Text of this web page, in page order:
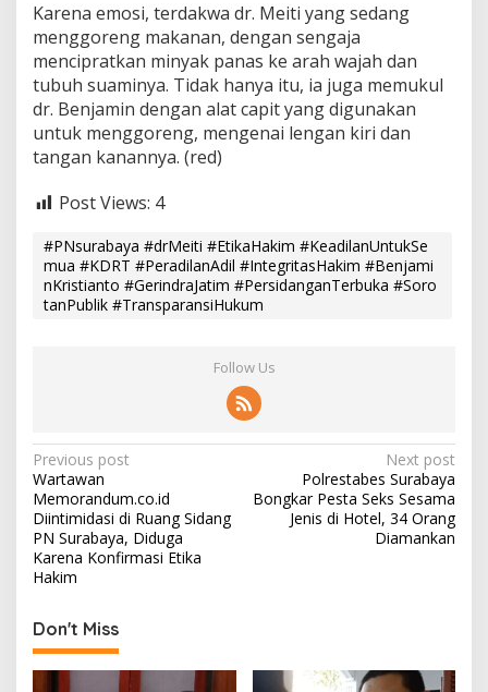
Karena emosi, terdakwa dr. Meiti yang sedang
menggoreng makanan, dengan sengaja
mencipratkan minyak panas ke arah wajah dan
tubuh suaminya. Tidak hanya itu, ia juga memukul
dr. Benjamin dengan alat capit yang digunakan
untuk menggoreng, mengenai lengan kiri dan
tangan kanannya. (red)
Post Views: 4
#PNsurabaya #drMeiti #EtikaHakim #KeadilanUntukSe
mua #KDRT #PeradilanAdil #IntegritasHakim #Benjami
nKristianto #GerindraJatim #PersidanganTerbuka #Soro
tanPublik #TransparansiHukum
Follow Us
P
o
s
t
n
a
v
i
Previous post
Wartawan
Memorandum.co.id
Diintimidasi di Ruang Sidang
PN Surabaya, Diduga
Karena Konfirmasi Etika
Hakim
Next post
Polrestabes Surabaya
Bongkar Pesta Seks Sesama
Jenis di Hotel, 34 Orang
Diamankan
Don't Miss